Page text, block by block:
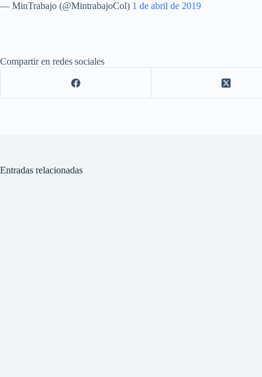
— MinTrabajo (@MintrabajoCol) 1 de abril de 2019
Compartir en redes sociales
Entradas relacionadas